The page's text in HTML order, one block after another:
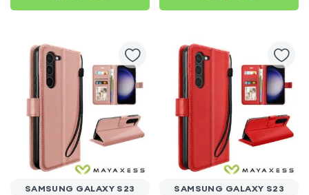
SAMSUNG GALAXY S23 SAMSUNG GALAXY S23